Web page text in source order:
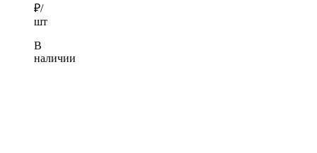
₽/
шт
В
наличии